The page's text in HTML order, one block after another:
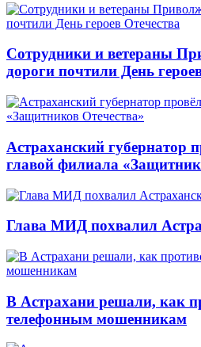
Сотрудники и ветераны
дороги почтили День
Астраханский губернатор
главой филиала
Глава МИД похвалил
В Астрахани решали, как
телефонным мошенникам